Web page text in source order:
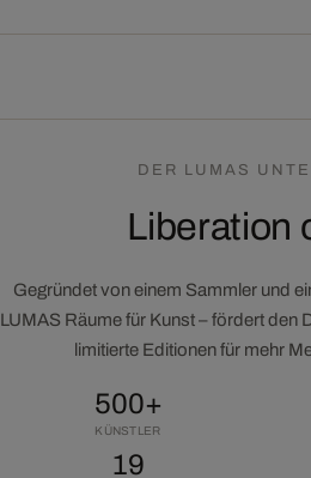
DER LUMAS
Liberation
Gegründet von einem Sammler und
LUMAS Räume für Kunst – fördert den
limitierte Editionen für mehr
500+
KÜNSTLER
19